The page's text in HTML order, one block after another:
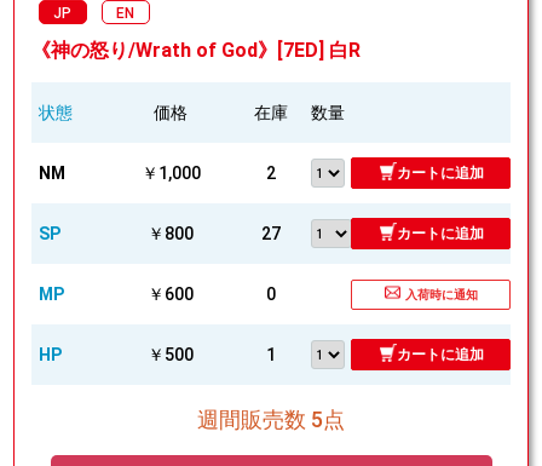
JP EN
《神の怒り/Wrath of God》[7ED] 白R
状態 価格 在庫 数量
NM ￥1,000 2 カートに追加
SP ￥800 27 カートに追加
MP ￥600 0 入荷時に通知
HP ￥500 1 カートに追加
週間販売数 5点